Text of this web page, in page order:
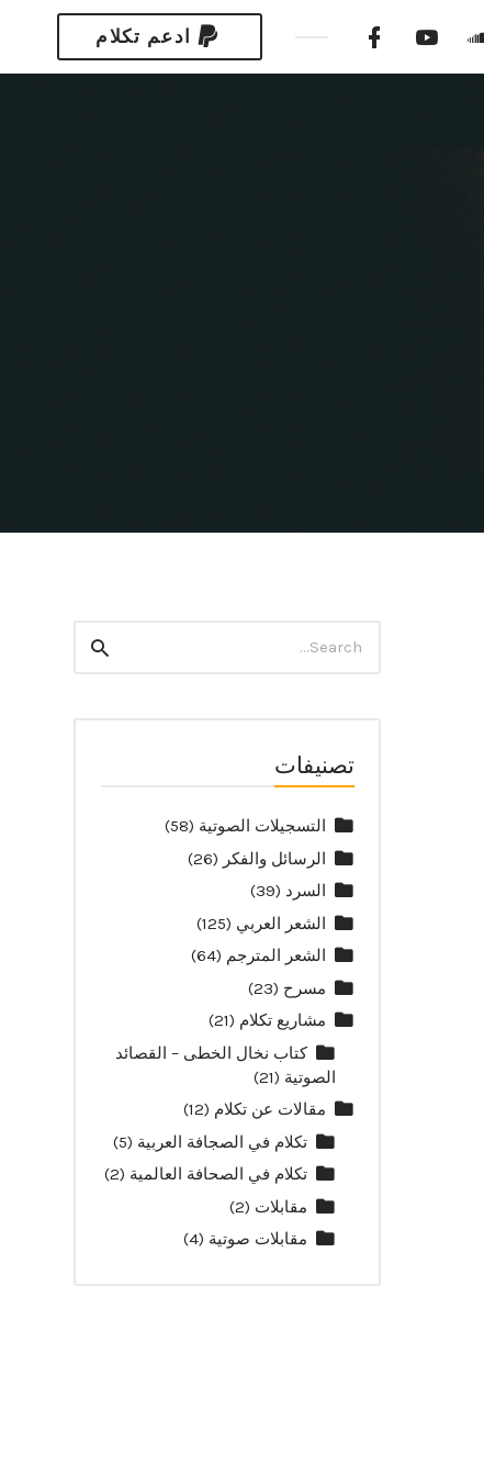
ادعم تكلام
for:
Search
تصنيفات
التسجيلات الصوتية (58)
الرسائل والفكر (26)
السرد (39)
الشعر العربي (125)
الشعر المترجم (64)
مسرح (23)
مشاريع تكلام (21)
كتاب نخال الخطى – القصائد
الصوتية (21)
مقالات عن تكلام (12)
تكلام في الصجافة العربية (5)
تكلام في الصحافة العالمية (2)
مقابلات (2)
مقابلات صوتية (4)